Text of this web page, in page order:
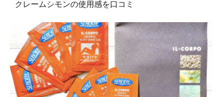
クレームシモンの使用感を口コミ